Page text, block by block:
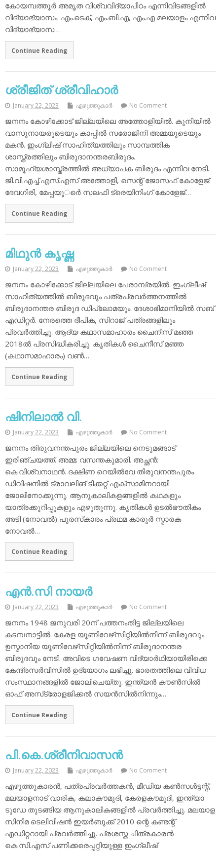
കോയമ്പത്തൂര്‍ അമൃത വിശ്വവിദ്യാപീഠം എന്നിവിടങ്ങളില്‍
വിദ്യാഭ്യാസം. എം.ടെക്, എം.ബി.എ, എം.എ മലയാളം എന്നിവ
വിദ്യാഭ്യാസ…
Continue Reading
ശ്രീജിത് ശ്രീവിഹാര്‍
January 22, 2023 എഴുത്തുകാര്‍ No Comment
ജനനം കോഴിക്കോട് ജില്ലയിലെ അത്തോളിയില്‍. കുനിയില്‍
വാസുനായരുടെയും കാപ്പില്‍ സരോജിനി അമ്മയുടെയും
മകന്‍. ഇംഗ്ലീഷ് സാഹിത്യത്തിലും സാമ്പത്തിക
ശാസ്ത്രത്തിലും ബിരുദാനന്തരബിരുദം.
സാമൂഹ്യശാസ്ത്രത്തില്‍ അധ്യാപക ബിരുദം എന്നിവ നേടി.
ജി.വി.എച്ച്.എസ്.എസ് അത്തോളി, സെന്റ് ജോസഫ് കോളേജ്
ദേവഗിരി, മേപ്പയൂര്‍െ സലഫി ട്രെയിനിംഗ് കോളേജ്…
Continue Reading
മിഥുന്‍ കൃഷ്ണ
January 22, 2023 എഴുത്തുകാര്‍ No Comment
ജനനം കോഴിക്കോട് ജില്ലയിലെ പേരാമ്പ്രയില്‍. ഇംഗ്ലീഷ്
സാഹിത്യത്തില്‍ ബിരുദവും പത്രപ്രവര്‍ത്തനത്തില്‍
ബിരുദാനന്തര ബിരുദ ഡിപ്ലോമയും. ദേശാഭിമാനിയില്‍ സബ്
എഡിറ്റര്‍. നേരത്തെ ദീപിക, സിറാജ് പത്രങ്ങളിലും
പ്രവര്‍ത്തിച്ചു. ആദ്യ കഥാസമാഹാരം ചൈനീസ് മഞ്ഞ
2018ല്‍ പ്രസിദ്ധീകരിച്ചു. കൃതികള്‍ ചൈനീസ് മഞ്ഞ
(കഥാസമാഹാരം) വണ്‍…
Continue Reading
ഷിനിലാല്‍ വി.
January 22, 2023 എഴുത്തുകാര്‍ No Comment
ജനനം തിരുവനന്തപുരം ജില്ലയിലെ നെടുമങ്ങാട്
ഇരിഞ്ചയത്ത്. അമ്മ: വസന്തകുമാരി. അച്ഛന്‍:
കെ.വിശ്വനാഥന്‍. ദക്ഷിണ റെയില്‍വേ തിരുവനന്തപുരം
ഡിവിഷനില്‍ ട്രാവലിങ് ടിക്കറ്റ് എക്‌സാമിനറായി
ജോലിനോക്കുന്നു. ആനുകാലികളങ്ങളില്‍ കഥകളും
യാത്രക്കുറിപ്പുകളും എഴുതുന്നു. കൃതികള്‍ ഉടല്‍ഭൗതികം
അടി (നോവല്‍) പുരസ്‌കാരം പ്രഥമ കാരൂര്‍ സ്മാരക
നോവല്‍…
Continue Reading
എന്‍.സി നായര്‍
January 22, 2023 എഴുത്തുകാര്‍ No Comment
ജനനം 1948 ജനുവരി 20ന് പത്തനംതിട്ട ജില്ലയിലെ
കടമ്പനാട്ടില്‍. കേരള യൂണിവേഴ്‌സിറ്റിയില്‍നിന്ന് ബിരുദവും
ഉസ്മാനിയ യൂണിവേഴ്‌സിറ്റിയില്‍നിന്ന് ബിരുദാനന്തര
ബിരുദവും നേടി. അവിടെ ഗവേഷണ വിദ്യാര്‍ഥിയായിരിക്കെ
കേന്ദ്രസര്‍വീസില്‍ ഉദ്യോഗം ലഭിച്ചു. ഭാരതത്തിലെ വിവിധ
സംസ്ഥാനങ്ങളില്‍ ജോലിചെയ്തു. ഇന്ത്യന്‍ കൗണ്‍സില്‍
ഓഫ് അസ്‌ട്രോളജിക്കല്‍ സയന്‍സില്‍നിന്നും…
Continue Reading
പി.കെ.ശ്രീനിവാസന്‍
January 22, 2023 എഴുത്തുകാര്‍ No Comment
എഴുത്തുകാരന്‍, പത്രപ്രവര്‍ത്തകന്‍, മീഡിയ കണ്‍സള്‍ട്ടന്റ്,
മലയാളനാട് വാരിക, കലാകൗമുദി, കേരളകൗമുദി, ഇന്ത്യാ
ടുഡേ തുടങ്ങിയ ആനുകാലികങ്ങളില്‍ പ്രവര്‍ത്തിച്ചു. മലയാള
സിനിമ ടെലിവിഷന്‍ ഇയര്‍ബുക്ക് 2010 ന്റെ കണ്ടന്റ്
എഡിറ്ററായി പ്രവര്‍ത്തിച്ചു. പ്രശസ്ത ചിത്രകാരന്‍
കെ.സി.എസ് പണിക്കരെപ്പറ്റിയുള്ള ഇംഗ്ലീഷ്